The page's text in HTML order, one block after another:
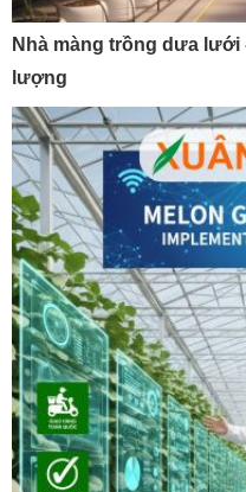
Nhà màng trồng dưa lưới
lượng